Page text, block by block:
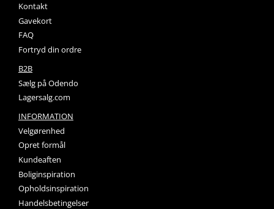
Kontakt
Gavekort
FAQ
Fortryd din ordre
B2B
Sælg på Odendo
Lagersalg.com
INFORMATION
Velgørenhed
Opret formål
Kundeaften
Boliginspiration
Opholdsinspiration
Handelsbetingelser